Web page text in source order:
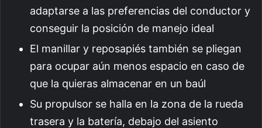
adaptarse a las preferencias del conductor y
conseguir la posición de manejo ideal
El manillar y reposapiés también se pliegan
para ocupar aún menos espacio en caso de
que la quieras almacenar en un baúl
Su propulsor se halla en la zona de la rueda
trasera y la batería, debajo del asiento